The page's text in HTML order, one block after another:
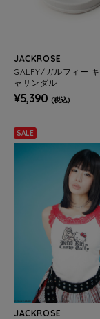
JACKROSE
GALFY/ガルフィー
ャサンダル
¥5,390 (税込)
SALE
JACKROSE